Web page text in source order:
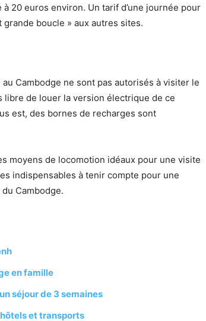
20 euros environ. Un tarif d’une journée pour
boucle » aux autres sites.
Cambodge ne sont pas autorisés à visiter le
libre de louer la version électrique de ce
est, des bornes de recharges sont
moyens de locomotion idéaux pour une visite
indispensables à tenir compte pour une
Cambodge.
en famille
séjour de 3 semaines
et transports